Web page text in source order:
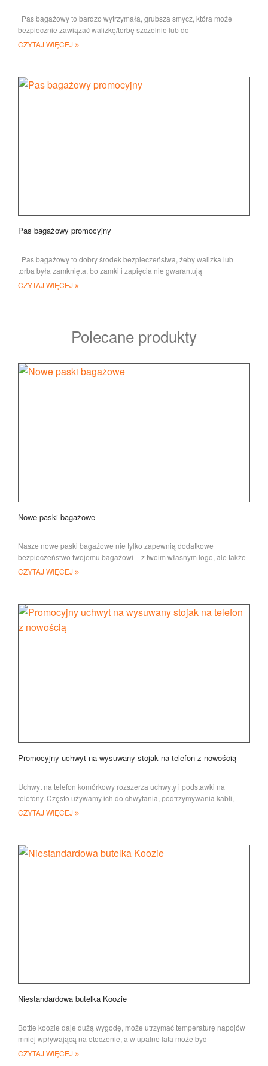
Pas bagażowy to bardzo wytrzymała, grubsza smycz, która może
bezpiecznie zawiązać walizkę/torbę szczelnie lub do
CZYTAJ WIĘCEJ
Pas bagażowy promocyjny
Pas bagażowy to dobry środek bezpieczeństwa, żeby walizka lub
torba była zamknięta, bo zamki i zapięcia nie gwarantują
CZYTAJ WIĘCEJ
Polecane produkty
Nowe paski bagażowe
Nasze nowe paski bagażowe nie tylko zapewnią dodatkowe
bezpieczeństwo twojemu bagażowi – z twoim własnym logo, ale także
stworzą obudowę bagażową
CZYTAJ WIĘCEJ
Promocyjny uchwyt na wysuwany stojak na telefon z nowością
Uchwyt na telefon komórkowy rozszerza uchwyty i podstawki na
telefony. Często używamy ich do chwytania, podtrzymywania kabli,
zarządzania kablami. The
CZYTAJ WIĘCEJ
Niestandardowa butelka Koozie
Bottle koozie daje dużą wygodę, może utrzymać temperaturę napojów
mniej wpływającą na otoczenie, a w upalne lata może być
CZYTAJ WIĘCEJ